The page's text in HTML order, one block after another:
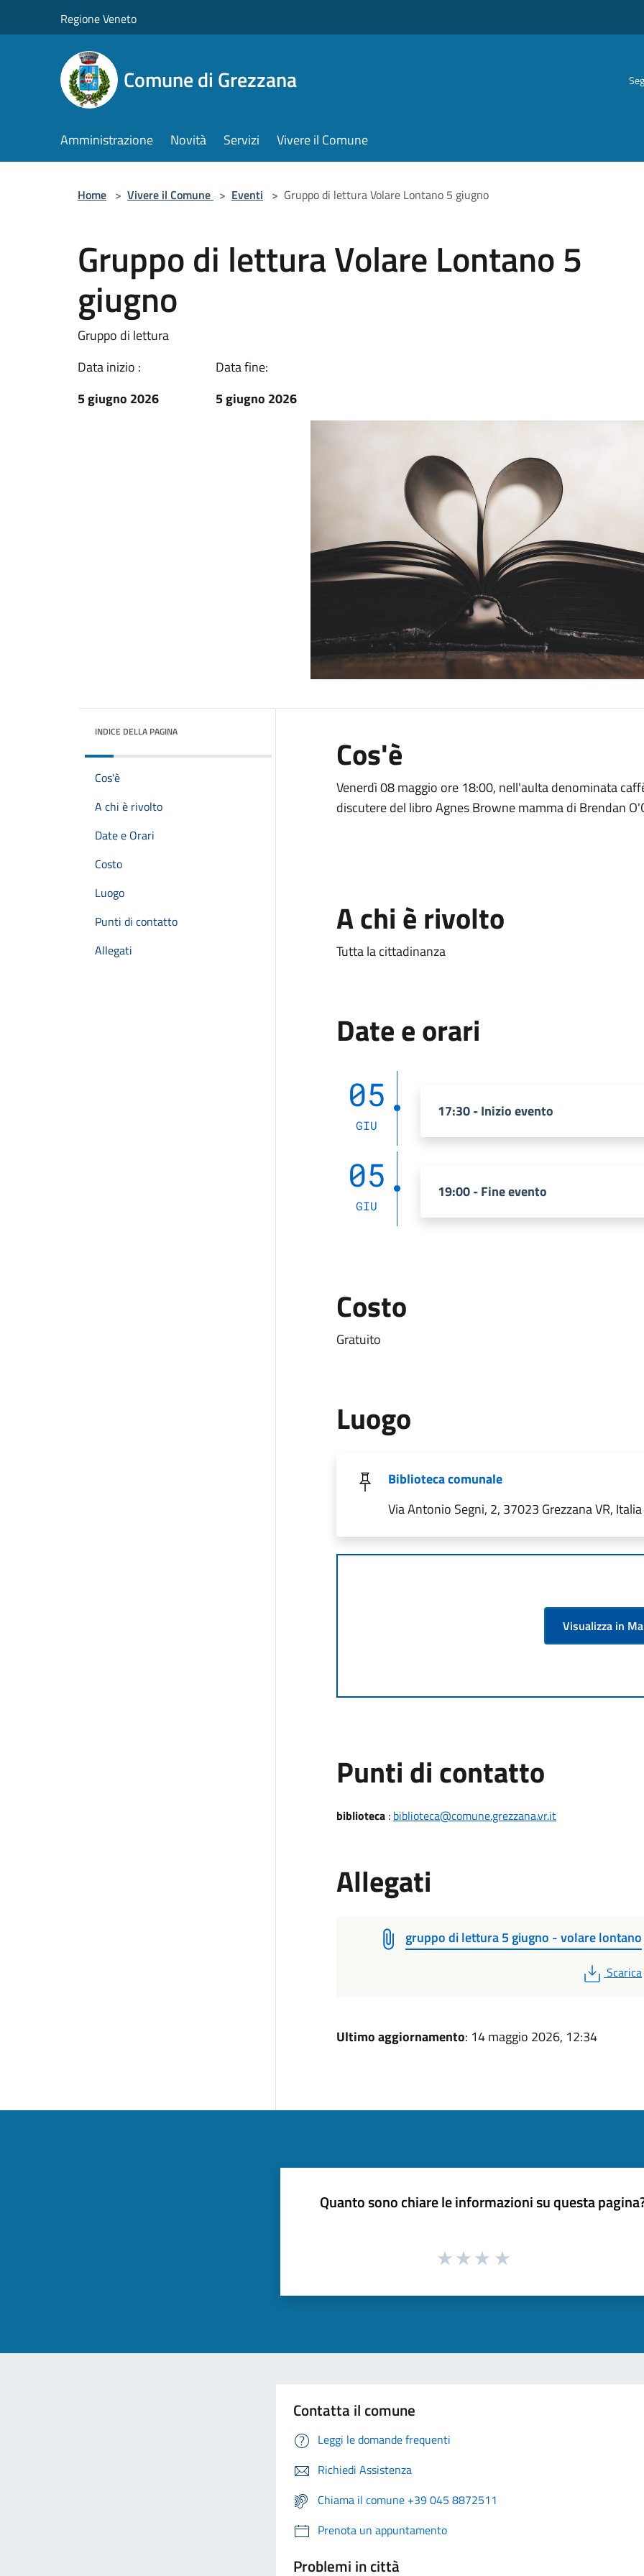
Regione Veneto
Comune di Grezzana
Amministrazione Novità Servizi Vivere il Comune
Home > Vivere il Comune > Eventi > Gruppo di lettura Volare Lontano 5 giugno
Gruppo di lettura Volare Lontano 5
giugno
Gruppo di lettura
Data inizio :
5 giugno 2026
Data fine:
5 giugno 2026
INDICE DELLA PAGINA
Cos'è
A chi è rivolto
Date e Orari
Costo
Luogo
Punti di contatto
Allegati
Cos'è
Venerdì 08 maggio ore 18:00, nell'aulta denominata
discutere del libro Agnes Browne mamma di Brendan
A chi è rivolto
Tutta la cittadinanza
Date e orari
05
GIU
17:30 - Inizio evento
05
GIU
19:00 - Fine evento
Costo
Gratuito
Luogo
Biblioteca comunale
Via Antonio Segni, 2, 37023 Grezzana VR, Italia
Visualizza in
Punti di contatto
biblioteca: biblioteca@comune.grezzana.vr.it
Allegati
gruppo di lettura 5 giugno - volare lontano
PDF
Scarica
Ultimo aggiornamento: 14 maggio 2026, 12:34
Quanto sono chiare le informazioni su questa
Contatta il comune
Leggi le domande frequenti
Richiedi Assistenza
Chiama il comune +39 045 8872511
Prenota un appuntamento
Problemi in città